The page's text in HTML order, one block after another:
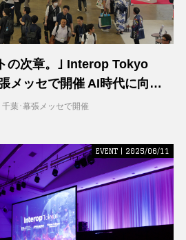
の次章。｣ Interop Tokyo
メッセで開催 AI時代に向き
どころ
葉･幕張メッセで開催
EVENT | 2025/06/11